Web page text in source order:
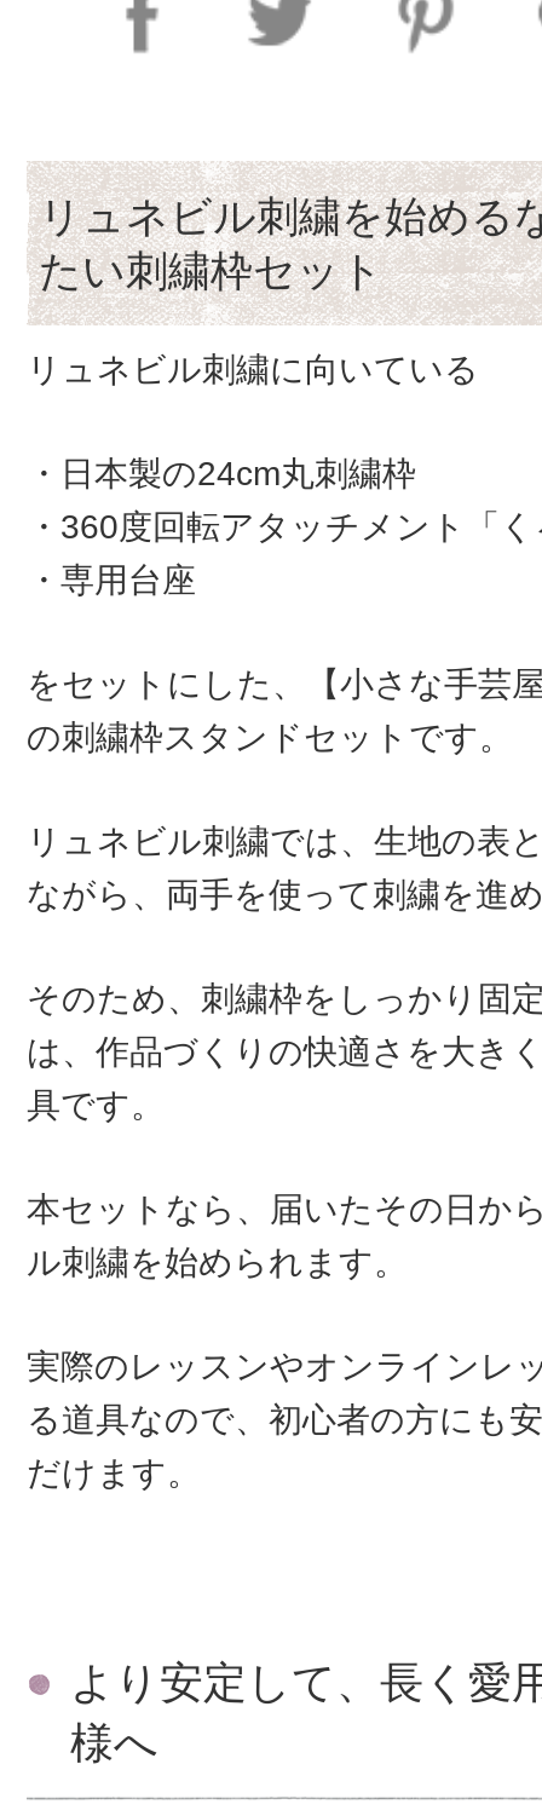
リュネビル刺繍を始める
たい刺繍枠セット
リュネビル刺繍に向いている
・日本製の24cm丸刺繍枠
・360度回転アタッチメント「
・専用台座
をセットにした、【小さな手芸
の刺繍枠スタンドセットです。
リュネビル刺繍では、生地の表
ながら、両手を使って刺繍を進
そのため、刺繍枠をしっかり固
は、作品づくりの快適さを大き
具です。
本セットなら、届いたその日か
ル刺繍を始められます。
実際のレッスンやオンラインレ
る道具なので、初心者の方にも
だけます。
より安定して、長く愛
様へ